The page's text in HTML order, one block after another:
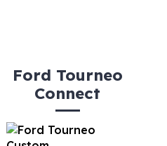
Ford Tourneo
Connect